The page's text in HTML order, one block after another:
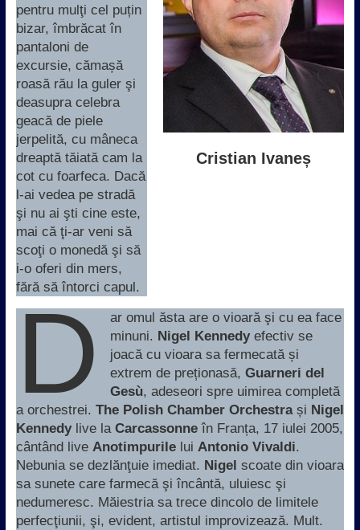
Cristian Ivaneș
pentru mulţi cel puțin
bizar, îmbrăcat în
pantaloni de
excursie, cămașă
roasă rău la guler şi
deasupra celebra
geacă de piele
jerpelită, cu mâneca
dreaptă tăiată cam la
cot cu foarfeca. Dacă
l-ai vedea pe stradă
şi nu ai şti cine este,
mai că ţi-ar veni să
scoţi o monedă şi să
i-o oferi din mers,
fără să întorci capul.
D
ar omul ăsta are o vioară şi cu ea face
minuni. Nigel Kennedyefectiv se
joacă cu vioara sa fermecată și
extrem de preționasă,Guarneri del
Gesù, adeseori spre uimirea completă
a orchestrei. The Polish Chamber Orchestrași Nigel
Kennedylive la Carcassonneîn Franța, 17 iulei 2005,
cântând live Anotimpurilelui Antonio Vivaldi.
Nebunia se dezlănţuie imediat. Nigel scoate din vioara
sa sunete care farmecă şi încântă, uluiesc şi
nedumeresc. Măiestria sa trece dincolo de limitele
perfecţiunii, şi, evident, artistul improvizează. Mult.